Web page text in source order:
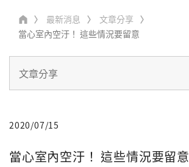
最新消息
文章分享
當心室內空汙！ 這些情況要留意
2020/07/15
當心室內空汙！ 這些情況要留意